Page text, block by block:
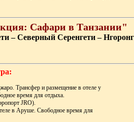
Сафари в Танзании"
Северный Серенгети –
Трансфер и размещение в отеле у
время для отдыха.
JRO).
в Аруше. Свободное время для